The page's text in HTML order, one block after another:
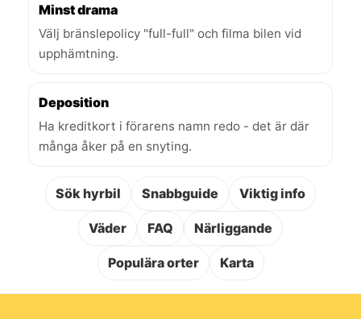
Minst drama
Välj bränslepolicy "full-full" och filma bilen vid
upphämtning.
Deposition
Ha kreditkort i förarens namn redo - det är där
många åker på en snyting.
Sök hyrbil Snabbguide Viktig info
Väder FAQ Närliggande
Populära orter Karta